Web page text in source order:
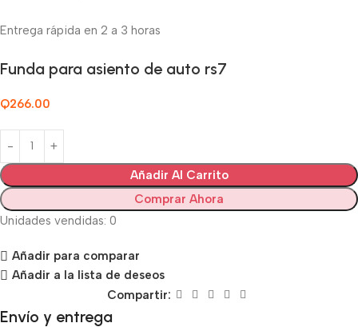
Entrega rápida en 2 a 3 horas
Funda para asiento de auto rs7
Q266.00
Añadir Al Carrito
Comprar Ahora
Unidades vendidas: 0
Añadir para comparar
Añadir a la lista de deseos
Compartir:
Envío y entrega